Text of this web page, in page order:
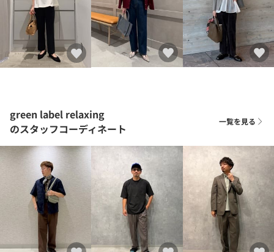
green label relaxing
のスタッフコーディネート
一覧を見る